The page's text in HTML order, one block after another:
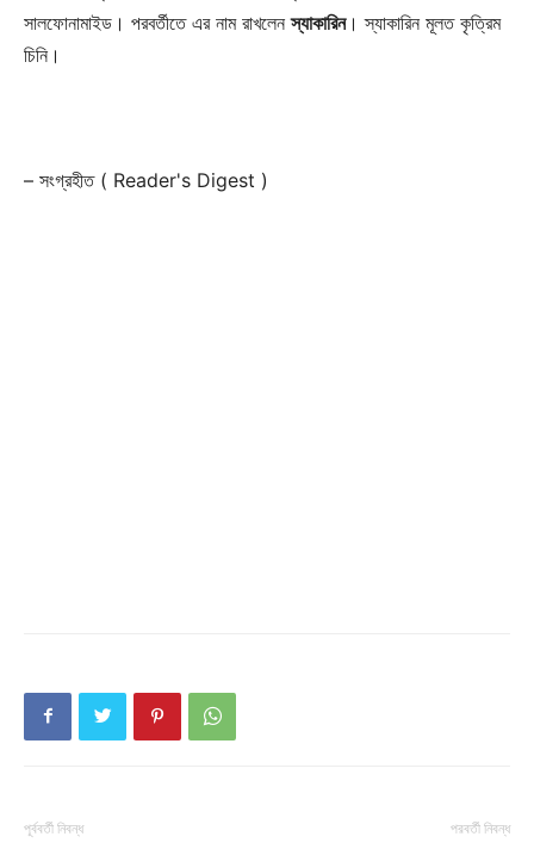
সালফোনামাইড। পরবর্তীতে এর নাম রাখলেনস্যাকারিন। স্যাকারিন মূলত কৃত্রিম
চিনি।
– সংগ্রহীত ( Reader's Digest )
পূর্ববর্তী নিবন্ধ পরবর্তী নিবন্ধ